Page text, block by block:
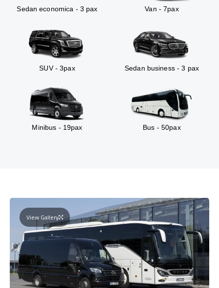
Sedan economica - 3 pax Van - 7pax
SUV - 3pax Sedan business - 3 pax
Minibus - 19pax Bus - 50pax
View Gallery